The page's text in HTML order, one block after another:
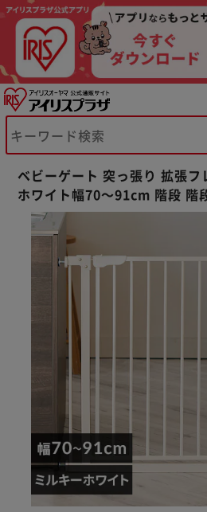
ベビーゲート 突っ張り 拡張フ
ホワイト幅70～91cm 階段 階
※ご確認ください
カートに入れる